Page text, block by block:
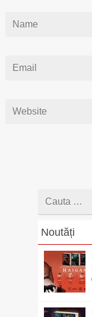
Cauta
Noutăți